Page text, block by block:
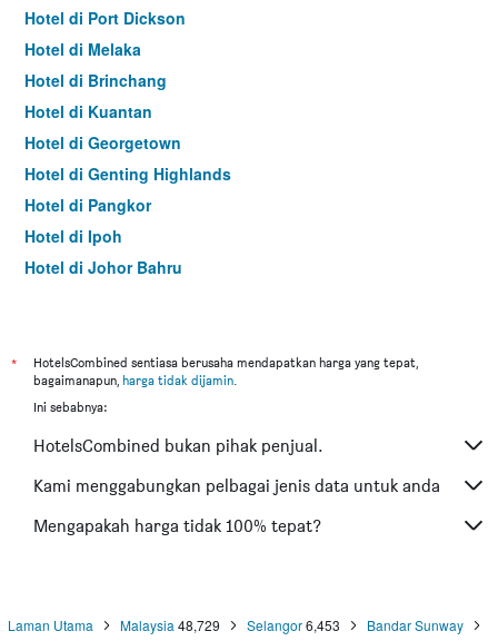
Hotel di Port Dickson
Hotel di Melaka
Hotel di Brinchang
Hotel di Kuantan
Hotel di Georgetown
Hotel di Genting Highlands
Hotel di Pangkor
Hotel di Ipoh
Hotel di Johor Bahru
Hotel di Kuching
Hotel di Tokyo
Hotel di Bangkok
Hotel di Putrajaya
Hotel di Kota Bharu
*
HotelsCombined sentiasa berusaha mendapatkan harga yang tepat,
bagaimanapun, harga tidak dijamin.
Ini sebabnya:
HotelsCombined bukan pihak penjual.
Kami menggabungkan pelbagai jenis data untuk anda
Mengapakah harga tidak 100% tepat?
Laman Utama Malaysia 48,729 Selangor6,453 Bandar Sunway